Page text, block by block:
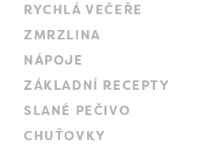
RYCHLÁ VEČEŘE
ZMRZLINA
NÁPOJE
ZÁKLADNÍ RECEPTY
SLANÉ PEČIVO
CHUŤOVKY